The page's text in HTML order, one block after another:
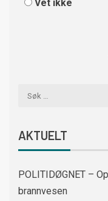
Vet ikke
AKTUELT
POLITIDØGNET –
brannvesen